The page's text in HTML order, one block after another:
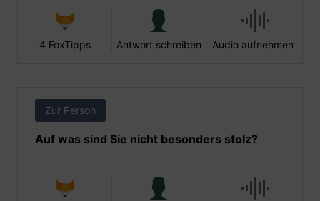
4 FoxTipps Antwort schreiben Audio aufnehmen
Zur Person
Auf was sind Sie nicht besonders stolz?